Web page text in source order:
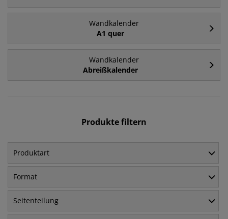
Wandkalender
A1 quer
Wandkalender
Abreißkalender
Produkte filtern
Produktart
Format
Seitenteilung